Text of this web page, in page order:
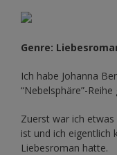
Genre:
Ich habe Johanna
“Nebelsphäre”-Reihe
Zuerst war ich
ist und ich eigentlich
Liebesroman hatte.